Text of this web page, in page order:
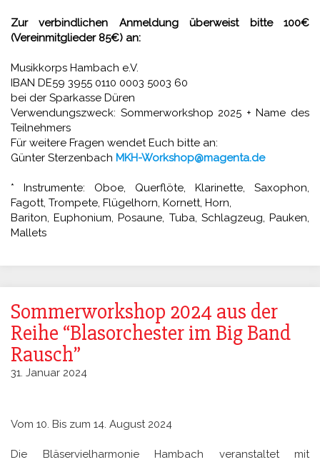
Zur verbindlichen Anmeldung überweist bitte 100€
(Vereinmitglieder 85€) an:
Musikkorps Hambach e.V.
IBAN DE59 3955 0110 0003 5003 60
bei der Sparkasse Düren
Verwendungszweck: Sommerworkshop 2025 + Name des
Teilnehmers
Für weitere Fragen wendet Euch bitte an:
Günter Sterzenbach MKH-Workshop@magenta.de
* Instrumente: Oboe, Querflöte, Klarinette, Saxophon,
Fagott, Trompete, Flügelhorn, Kornett, Horn,
Bariton, Euphonium, Posaune, Tuba, Schlagzeug, Pauken,
Mallets
Sommerworkshop 2024 aus der
Reihe “Blasorchester im Big Band
Rausch”
31. Januar 2024
Vom 10. Bis zum 14. August 2024
Die Bläservielharmonie Hambach veranstaltet mit